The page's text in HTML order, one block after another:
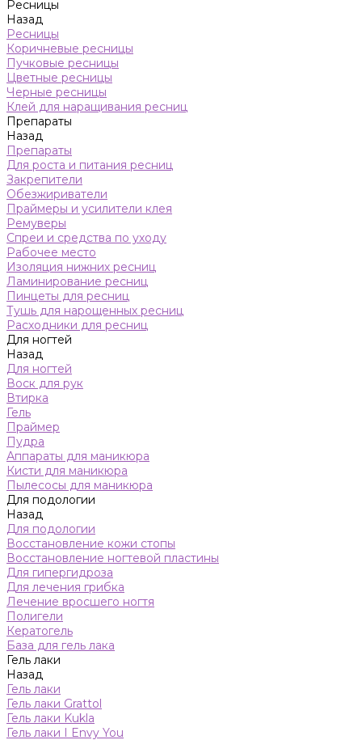
Ресницы
Назад
Ресницы
Коричневые ресницы
Пучковые ресницы
Цветные ресницы
Черные ресницы
Клей для наращивания ресниц
Препараты
Назад
Препараты
Для роста и питания ресниц
Закрепители
Обезжириватели
Праймеры и усилители клея
Ремуверы
Спреи и средства по уходу
Рабочее место
Изоляция нижних ресниц
Ламинирование ресниц
Пинцеты для ресниц
Тушь для нарощенных ресниц
Расходники для ресниц
Для ногтей
Назад
Для ногтей
Воск для рук
Втирка
Гель
Праймер
Пудра
Аппараты для маникюра
Кисти для маникюра
Пылесосы для маникюра
Для подологии
Назад
Для подологии
Восстановление кожи стопы
Восстановление ногтевой пластины
Для гипергидроза
Для лечения грибка
Лечение вросшего ногтя
Полигели
Кератогель
База для гель лака
Гель лаки
Назад
Гель лаки
Гель лаки Grattol
Гель лаки Kukla
Гель лаки I Envy You